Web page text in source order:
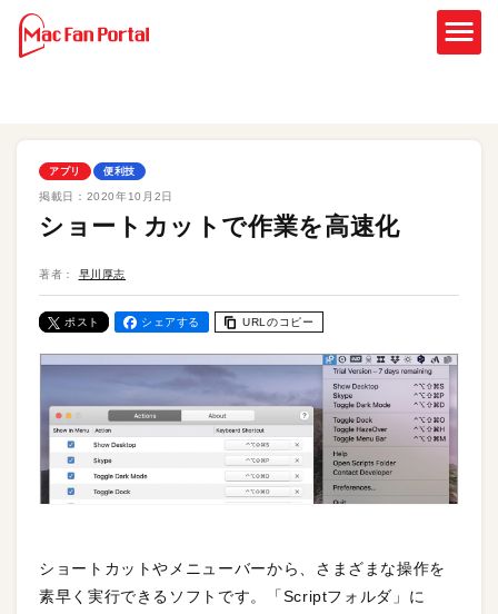
アプリ 便利技
掲載日： 2020年10月2日
ショートカットで作業を高速化
著者： 早川厚志
ポスト シェアする URLのコピー
ショートカットやメニューバーから、さまざまな操作を
素早く実行できるソフトです。「Scriptフォルダ」に